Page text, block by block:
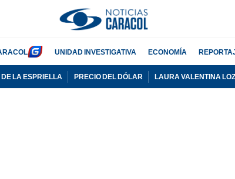
UNIDAD INVESTIGATIVA ECONOMÍA
LA ESPRIELLA PRECIO DEL DÓLAR LAURA VALENTINA